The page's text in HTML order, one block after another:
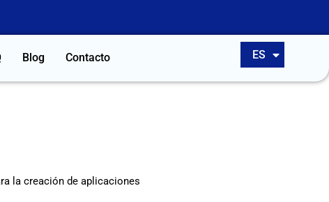
Blog Contacto ES
EN
PT
la creación de aplicaciones